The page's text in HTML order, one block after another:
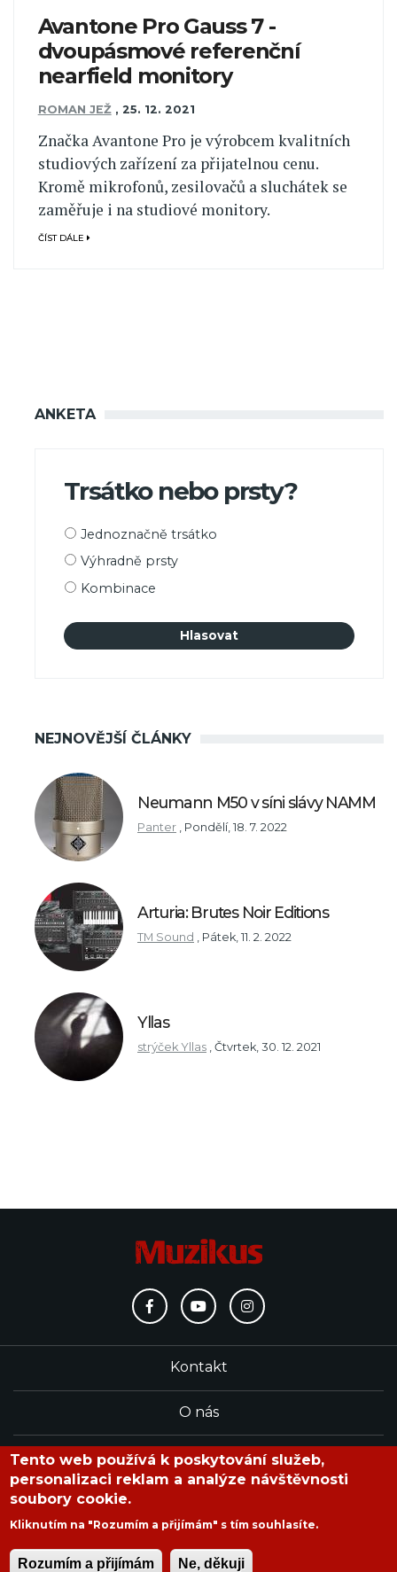
Avantone Pro Gauss 7 -
dvoupásmové referenční
nearfield monitory
ROMAN JEŽ , 25. 12. 2021
Značka Avantone Pro je výrobcem kvalitních
studiových zařízení za přijatelnou cenu.
Kromě mikrofonů, zesilovačů a sluchátek se
zaměřuje i na studiové monitory.
ČÍST DÁLE
ANKETA
Trsátko nebo prsty?
Možnosti
Jednoznačně trsátko
Výhradně prsty
Kombinace
NEJNOVĚJŠÍ ČLÁNKY
Neumann M50 v síni slávy NAMM
Panter Pondělí, 18. 7. 2022
Arturia: Brutes Noir Editions
TM Sound Pátek, 11. 2. 2022
Yllas
strýček Yllas Čtvrtek, 30. 12. 2021
Kontakt
O nás
Redakce
Tento web používá k poskytování služeb,
personalizaci reklam a analýze návštěvnosti
soubory cookie.
Kliknutím na "Rozumím a přijímám" s tím souhlasíte.
Rozumím a přijímám Ne, děkuji